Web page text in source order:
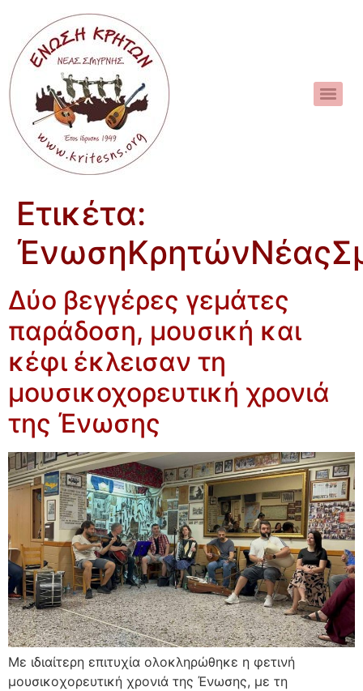
Ετικέτα:
Δύο βεγγέρες γεμάτες
παράδοση, μουσική και
κέφι έκλεισαν τη
μουσικοχορευτική χρονιά
της Ένωσης
Με ιδιαίτερη επιτυχία ολοκληρώθηκε η φετινή
μουσικοχορευτική χρονιά της Ένωσης, με τη